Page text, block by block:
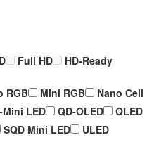
Full HD
HD-Ready
RGB Mini RGB
Nano Cell
Mini LED QD-OLED
QLED
SQD Mini LED
ULED